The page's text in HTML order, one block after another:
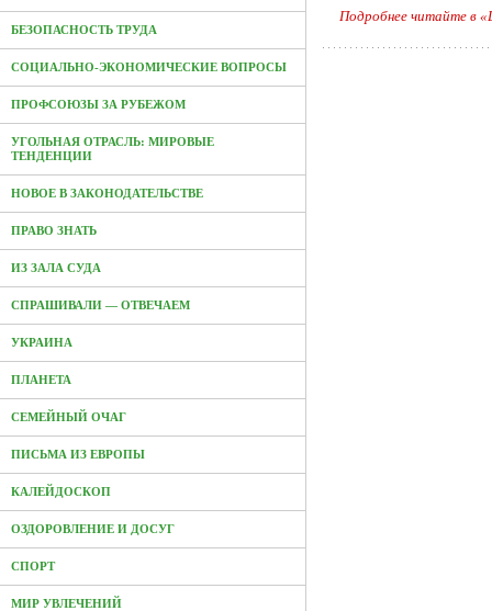
БЕЗОПАСНОСТЬ ТРУДА
СОЦИАЛЬНО-ЭКОНОМИЧЕСКИЕ ВОПРОСЫ
ПРОФСОЮЗЫ ЗА РУБЕЖОМ
УГОЛЬНАЯ ОТРАСЛЬ: МИРОВЫЕ
ТЕНДЕНЦИИ
НОВОЕ В ЗАКОНОДАТЕЛЬСТВЕ
ПРАВО ЗНАТЬ
ИЗ ЗАЛА СУДА
СПРАШИВАЛИ — ОТВЕЧАЕМ
УКРАИНА
ПЛАНЕТА
СЕМЕЙНЫЙ ОЧАГ
ПИСЬМА ИЗ ЕВРОПЫ
КАЛЕЙДОСКОП
ОЗДОРОВЛЕНИЕ И ДОСУГ
СПОРТ
МИР УВЛЕЧЕНИЙ
Подробнее читайте в